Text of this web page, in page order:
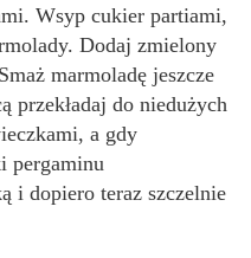
Wsyp cukier partiami,
Dodaj zmielony
marmoladę jeszcze
przekładaj do niedużych
a gdy
pergaminu
i dopiero teraz szczelnie